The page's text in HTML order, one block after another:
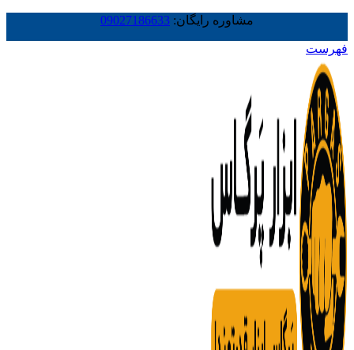
مشاوره رایگان: 09027186633
فهرست